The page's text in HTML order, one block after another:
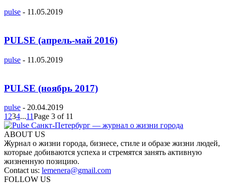
pulse - 11.05.2019
PULSE (апрель-май 2016)
pulse - 11.05.2019
PULSE (ноябрь 2017)
pulse - 20.04.2019
1 234...11Page 3 of 11
ABOUT US
Журнал о жизни города, бизнесе, стиле и образе жизни людей,
которые добиваются успеха и стремятся занять активную
жизненную позицию.
Contact us: lemenera@gmail.com
FOLLOW US